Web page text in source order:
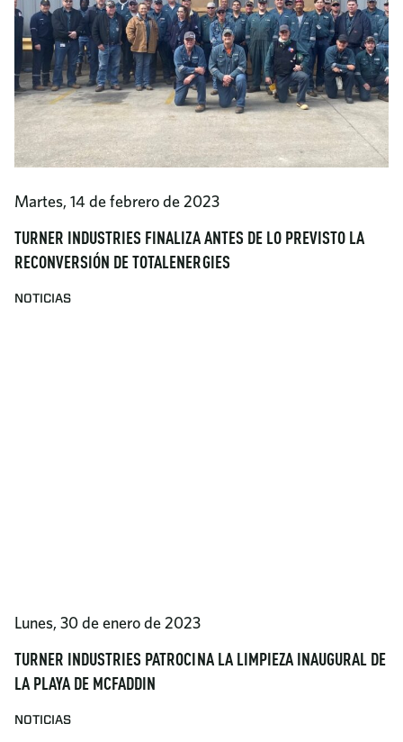
Martes, 14 de febrero de 2023
TURNER INDUSTRIES FINALIZA ANTES DE LO PREVISTO LA
RECONVERSIÓN DE TOTALENERGIES
NOTICIAS
Lunes, 30 de enero de 2023
TURNER INDUSTRIES PATROCINA LA LIMPIEZA INAUGURAL DE
LA PLAYA DE MCFADDIN
NOTICIAS